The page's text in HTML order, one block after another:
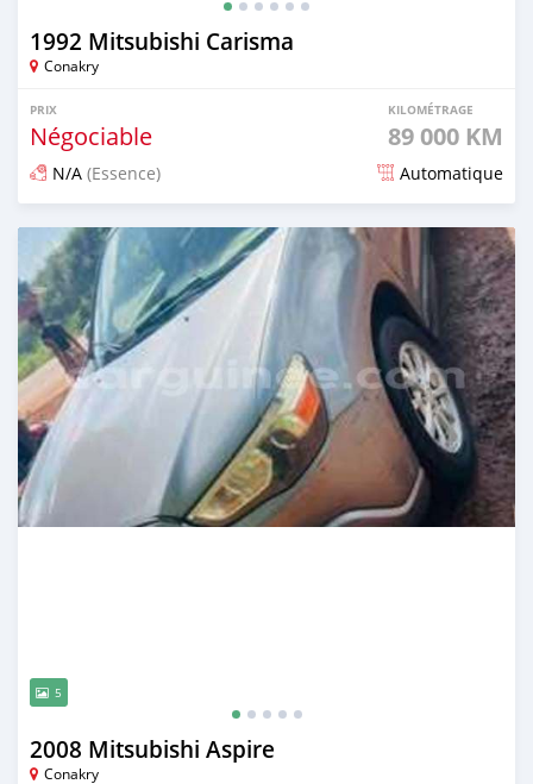
1992 Mitsubishi Carisma
Conakry
PRIX
Négociable
KILOMÉTRAGE
89 000 KM
N/A (Essence) Automatique
Publié il y a 12 mois
5
2008 Mitsubishi Aspire
Conakry